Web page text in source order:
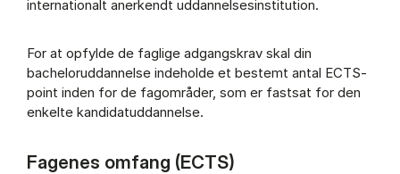
internationalt anerkendt uddannelsesinstitution.
For at opfylde de faglige adgangskrav skal din
bacheloruddannelse indeholde et bestemt antal ECTS-
point inden for de fagområder, som er fastsat for den
enkelte kandidatuddannelse.
Fagenes omfang (ECTS)